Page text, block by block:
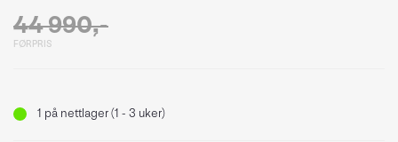
44 990,-
FØRPRIS
1 på nettlager (1 - 3 uker)